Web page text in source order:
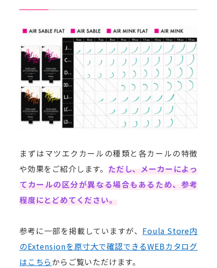
まずはマツエクカールの種類と各カールの特徴
や効果をご紹介します。 ただし、メーカーによっ
てカールの区分が異なる場合もあるため、参考
程度にとどめてください。
参考に一部を掲載していますが、 Foula Store内
のExtensionを原寸大で確認できるWEBカタログ
はこちらからご覧いただけます。